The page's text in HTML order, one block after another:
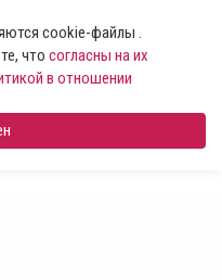
cookie-файлы .
что согласны на их
в отношении